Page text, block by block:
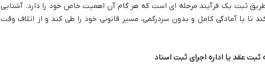
ثبت یک فرآیند مرحله ای است که هر گام آن اهمیت خاص خود را دارد. آشنایی
تا با آمادگی کامل و بدون سردرگمی، مسیر قانونی خود را طی کند و از اتلاف وقت
ثبت عقد یا اداره اجرای ثبت اسناد